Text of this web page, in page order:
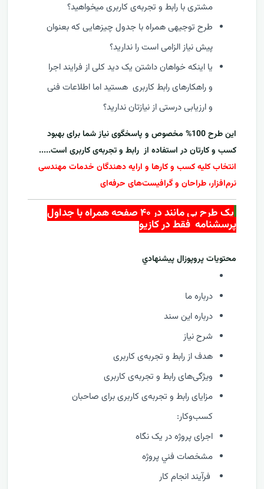
مشتری با رابط و تجربه‌ی کاربری میخواهید؟
طرح توجیهی همراه با جدول چیزهایی که بعنوان
پیش نیاز الزامی است را ندارید؟
یا اینکه خواهان داشتن یک دید کلی از فرایند اجرا
و راهکارهای رابط کاربری هستید اما اطلاعات فنی
و ارزیابی درستی از نیازتان ندارید؟
این طرح 100% مخصوص و پاسخگوی نیاز شما برای بهبود
کسب و کارتان در استفاده از رابط و تجربه‌ی کاربری است.....
انتخاب کلیه کسب و کارها و ارایه دهندگان خدمات مهندسی
نرم‌افزار، طراحان و گرافیست‌های حرفه‌ای
یک طرح بی مانند در ۴۰ صفحه همراه با جداول
پرسشنامه فقط در کازيو
محتويات پروپوزال پيشنهادي
درباره ما
درباره این سند
شرح نیاز
هدف از رابط و تجربه‌ی کاربری
ویژگی‌های رابط و تجربه‌ی کاربری
مزایای رابط و تجربه‌ی کاربری برای صاحبان
کسب‌وکار:
اجرای پروژه در یک نگاه
مشخصات فني پروژه
فرآيند انجام کار